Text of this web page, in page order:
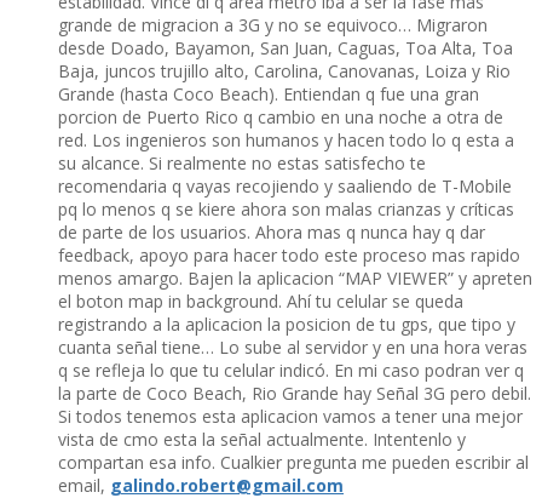
grande de migracion a 3G y no se equivoco… Migraron
desde Doado, Bayamon, San Juan, Caguas, Toa Alta, Toa
Baja, juncos trujillo alto, Carolina, Canovanas, Loiza y Rio
Grande (hasta Coco Beach). Entiendan q fue una gran
porcion de Puerto Rico q cambio en una noche a otra de
red. Los ingenieros son humanos y hacen todo lo q esta a
su alcance. Si realmente no estas satisfecho te
recomendaria q vayas recojiendo y saaliendo de T-Mobile
pq lo menos q se kiere ahora son malas crianzas y crí­ticas
de parte de los usuarios. Ahora mas q nunca hay q dar
feedback, apoyo para hacer todo este proceso mas rapido
menos amargo. Bajen la aplicacion “MAP VIEWER” y apreten
el boton map in background. Ahí­ tu celular se queda
registrando a la aplicacion la posicion de tu gps, que tipo y
cuanta señal tiene… Lo sube al servidor y en una hora veras
q se refleja lo que tu celular indicó. En mi caso podran ver q
la parte de Coco Beach, Rio Grande hay Señal 3G pero debil.
Si todos tenemos esta aplicacion vamos a tener una mejor
vista de cmo esta la señal actualmente. Intentenlo y
compartan esa info. Cualkier pregunta me pueden escribir al
email, galindo.robert@gmail.com